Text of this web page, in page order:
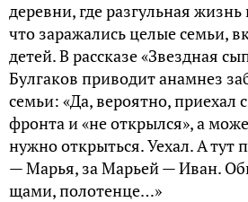
деревни, где разгульная
что заражались целые семьи,
детей. В рассказе «Звездная
Булгаков приводит анамнез
семьи: «Да, вероятно, приехал
фронта и «не открылся», а
нужно открыться. Уехал. А тут
— Марья, за Марьей — Иван.
щами, полотенце…»